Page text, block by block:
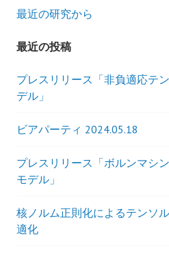
ン
最近の研究から
最近の投稿
プレスリリース「非負適応テ
デル」
ビアパーティ 2024.05.18
プレスリリース「ボルンマシ
モデル」
核ノルム正則化によるテンソ
適化